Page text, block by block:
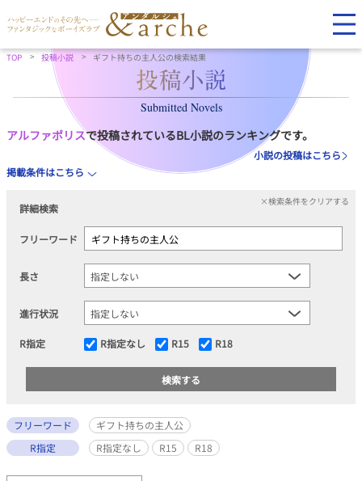
TOP 投稿小説 ギフト持ちの主人公の検索結果
Submitted Novels
アルファポリスで投稿されているBL小説のランキングです。
小説の投稿はこちら
掲載条件はこちら
詳細検索
×検索条件をクリアする
フリーワード
長さ
進行状況
R指定 R指定なし R15 R18
フリーワード
ギフト持ちの主人公
R指定
R指定なし R15 R18